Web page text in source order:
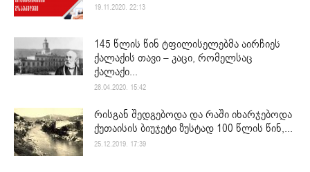
19.11.2020. 22:13
145 წლის წინ ტფილისელებმა აირჩიეს
ქალაქის თავი – კაცი, რომელსაც
ქალაქი...
28.04.2020. 15:42
რისგან შედგებოდა და რაში იხარჯებოდა
ქუთაისის ბიუჯეტი ზუსტად 100 წლის წინ,...
25.12.2019. 17:39